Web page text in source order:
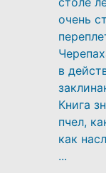
очень
в
Книга
пчел,
как
...